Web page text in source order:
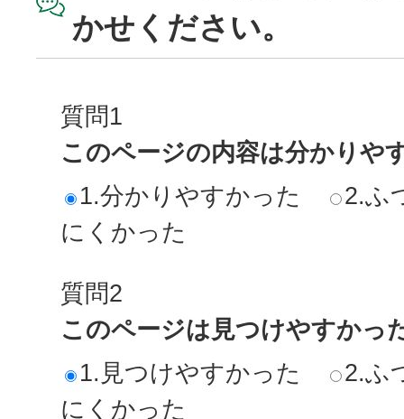
かせください。
質問1
このページの内容は分かりや
1.分かりやすかった
2.ふ
にくかった
質問2
このページは見つけやすかっ
1.見つけやすかった
2.ふ
にくかった